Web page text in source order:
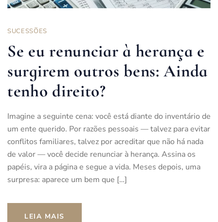
SUCESSÕES
Se eu renunciar à herança e
surgirem outros bens: Ainda
tenho direito?
Imagine a seguinte cena: você está diante do inventário de
um ente querido. Por razões pessoais — talvez para evitar
conflitos familiares, talvez por acreditar que não há nada
de valor — você decide renunciar à herança. Assina os
papéis, vira a página e segue a vida. Meses depois, uma
surpresa: aparece um bem que […]
LEIA MAIS